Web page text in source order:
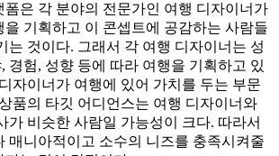
폼은 각 분야의 전문가인 여행 디자이너가
을 기획하고 이 콘셉트에 공감하는 사람들
는 것이다. 그래서 각 여행 디자이너는 성
경험, 성향 등에 따라 여행을 기획하고 있
자이너가 여행에 있어 가치를 두는 부문
품의 타깃 어디언스는 여행 디자이너와
가 비슷한 사람일 가능성이 크다. 따라서
매니아적이고 소수의 니즈를 충족시켜줄